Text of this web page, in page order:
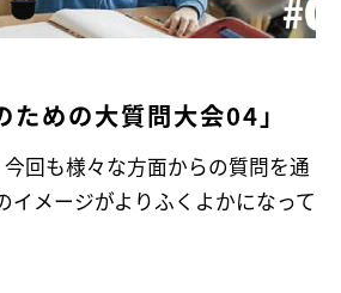
ための大質問大会04」
回も様々な方面からの質問を通
イメージがよりふくよかになって